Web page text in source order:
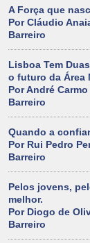
A Força que
Por Cláudio
Barreiro
Lisboa Tem
o futuro da Área
Por André Carmo
Barreiro
Quando a
Por Rui Pedro
Barreiro
Pelos jovens,
melhor.
Por Diogo de
Barreiro